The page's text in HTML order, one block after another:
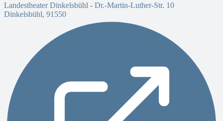
Landestheater Dinkelsbühl - Dr.-Martin-Luther-Str. 10
Dinkelsbühl, 91550